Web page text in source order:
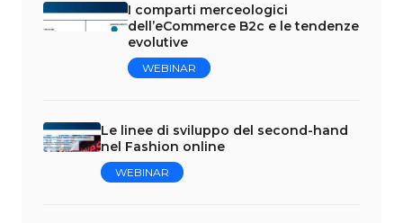
I comparti merceologici
dell’eCommerce B2c e le tendenze
evolutive
WEBINAR
Le linee di sviluppo del second-hand
nel Fashion online
WEBINAR